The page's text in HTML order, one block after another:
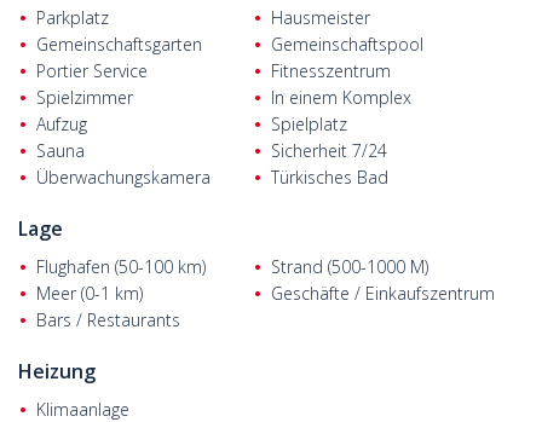
verschiedene Wohnungsgrundrisse wie Penthouse-Duplexe und
Wohnungen im mittleren Stockwerk. Die moderne, mit
hochwertigen Möbeln ausgestattete Immobilie verfügt über eine
2,80 m hohe Zwischendecke. Darüber hinaus verfügen die
Wohnungen über keramische Fußböden, LED-Strahler,
Granitarbeitsplatten in Bädern und Küchen, Duschkabinen,
offene Küchen, großzügige Terrassen und Balkone.
Parkplatz
Hausmeister
Gemeinschaftsgarten
Gemeinschaftspool
Portier Service
Fitnesszentrum
Spielzimmer
In einem Komplex
Aufzug
Spielplatz
Sauna
Sicherheit 7/24
Überwachungskamera
Türkisches Bad
Lage
Flughafen (50-100 km)
Strand (500-1000 M)
Meer (0-1 km)
Geschäfte / Einkaufszentrum
Bars / Restaurants
Heizung
Klimaanlage